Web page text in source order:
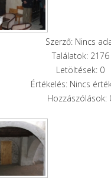
Szerző: Nincs
Találatok: 2176
Letöltések: 0
Értékelés: Nincs
Hozzászólások: